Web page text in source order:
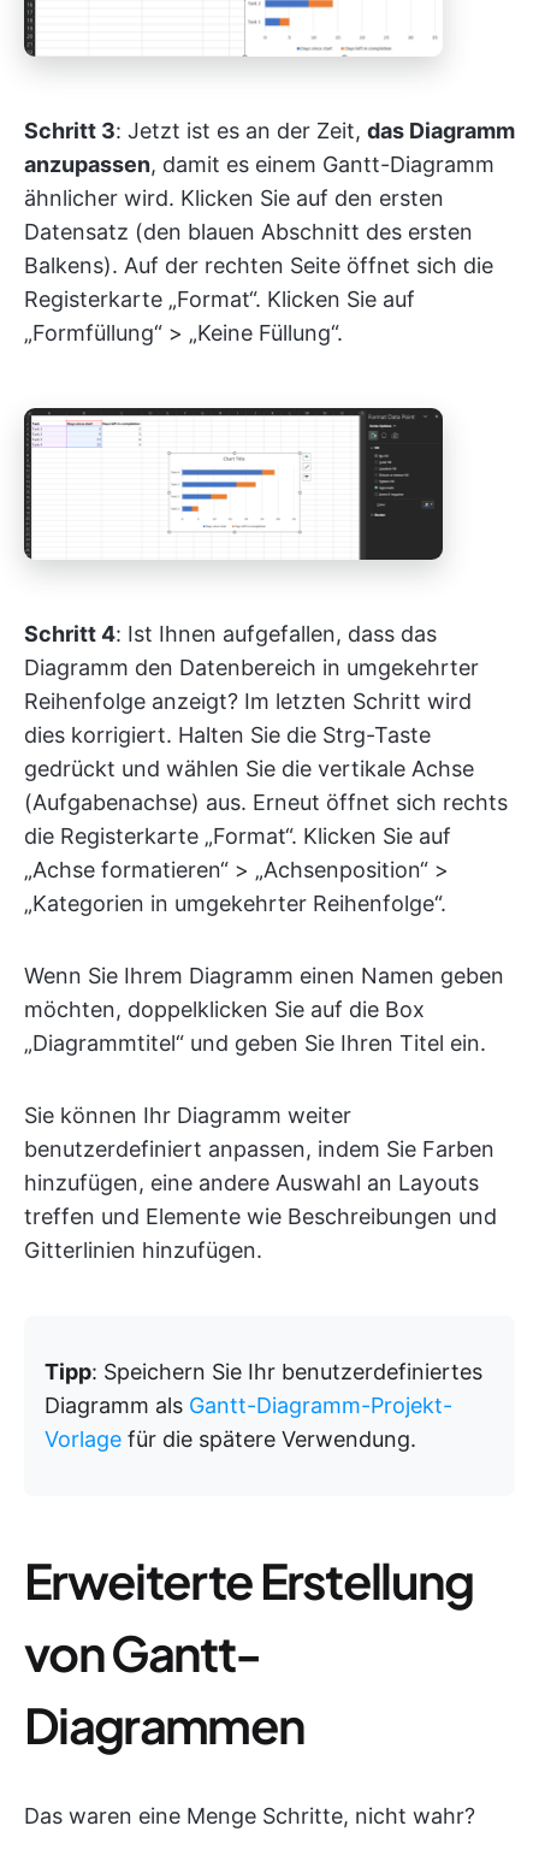
Schritt 3: Jetzt ist es an der Zeit, das Diagramm
anzupassen, damit es einem Gantt-Diagramm
ähnlicher wird. Klicken Sie auf den ersten
Datensatz (den blauen Abschnitt des ersten
Balkens). Auf der rechten Seite öffnet sich die
Registerkarte „Format“. Klicken Sie auf
„Formfüllung“ > „Keine Füllung“.
Schritt 4: Ist Ihnen aufgefallen, dass das
Diagramm den Datenbereich in umgekehrter
Reihenfolge anzeigt? Im letzten Schritt wird
dies korrigiert. Halten Sie die Strg-Taste
gedrückt und wählen Sie die vertikale Achse
(Aufgabenachse) aus. Erneut öffnet sich rechts
die Registerkarte „Format“. Klicken Sie auf
„Achse formatieren“ > „Achsenposition“ >
„Kategorien in umgekehrter Reihenfolge“.
Wenn Sie Ihrem Diagramm einen Namen geben
möchten, doppelklicken Sie auf die Box
„Diagrammtitel“ und geben Sie Ihren Titel ein.
Sie können Ihr Diagramm weiter
benutzerdefiniert anpassen, indem Sie Farben
hinzufügen, eine andere Auswahl an Layouts
treffen und Elemente wie Beschreibungen und
Gitterlinien hinzufügen.
Tipp: Speichern Sie Ihr benutzerdefiniertes
Diagramm als Gantt-Diagramm-Projekt-
Vorlage für die spätere Verwendung.
Erweiterte Erstellung
von Gantt-
Diagrammen
Das waren eine Menge Schritte, nicht wahr?